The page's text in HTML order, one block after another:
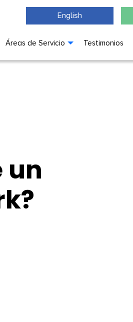
English
Áreas de Servicio Testimonios
un